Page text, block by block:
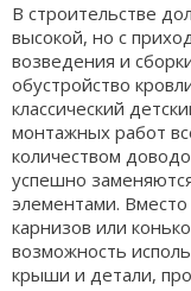
В строительстве
высокой, но с
возведения и
обустройство
классический
монтажных работ
количеством
успешно
элементами.
карнизов или
возможность
крыши и детали,